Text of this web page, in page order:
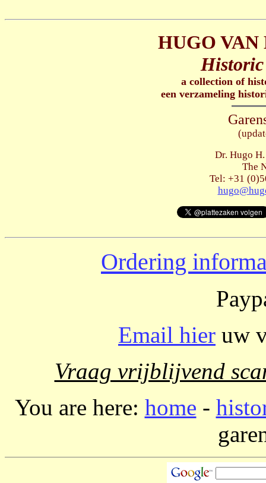
HUGO
Historic
a collection of
een verzameling
Dr. Hugo
The
Tel: +31
Ordering
Email hier uw
Vraag vrijblijvend
You are here: home -